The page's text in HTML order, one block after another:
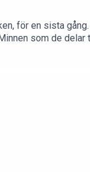
för en sista
som de delar